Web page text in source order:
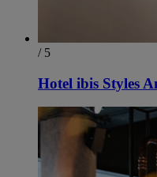
/ 5
Hotel ibis Styles